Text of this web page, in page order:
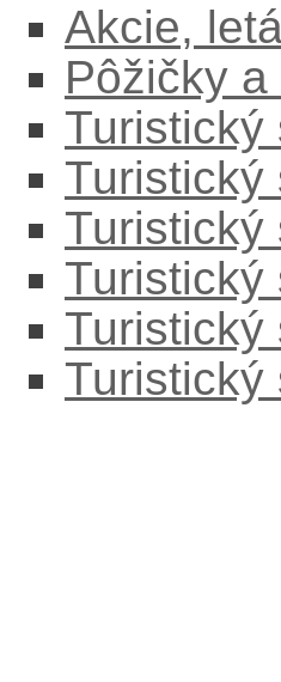
Akcie,
Pôžičky
Turistický
Turistický
Turistický
Turistický
Turistický
Turistický